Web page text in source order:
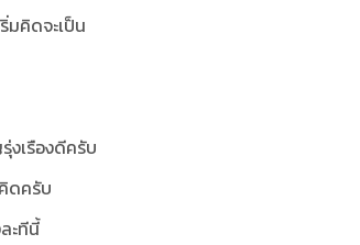
คิดจะเป็น
งเรืองดีครับ
ดครับ
ะทีนี้